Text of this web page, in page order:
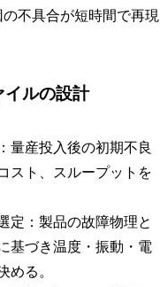
不具合が短時間で再現
イルの設計
量産投入後の初期不良
スト、スループットを
定：製品の故障物理と
基づき温度・振動・電
める。